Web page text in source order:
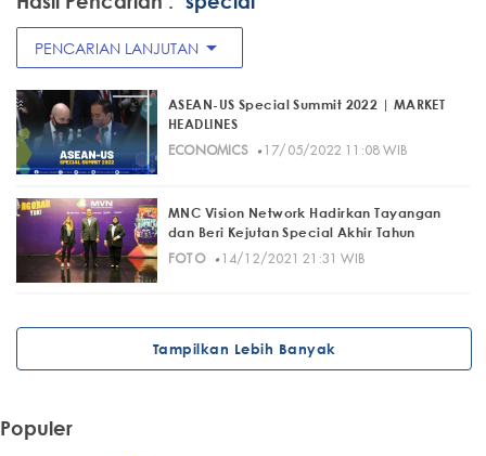
PENCARIAN LANJUTAN arrow_drop_down
ASEAN-US Special Summit 2022 | MARKET
HEADLINES
ECONOMICS· 17/05/2022 11:08 WIB
MNC Vision Network Hadirkan Tayangan
dan Beri Kejutan Special Akhir Tahun
FOTO· 14/12/2021 21:31 WIB
Tampilkan Lebih Banyak
Populer